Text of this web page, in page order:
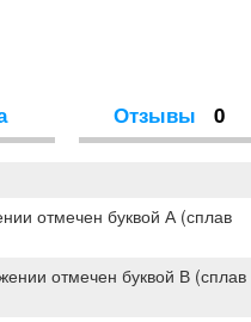
Отзывы 0
отмечен буквой А (сплав
отмечен буквой В (сплав